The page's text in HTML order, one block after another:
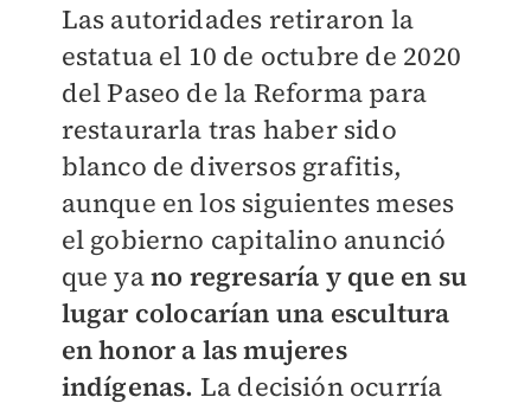
Las autoridades retiraron la
estatua el 10 de octubre de 2020
del Paseo de la Reforma para
restaurarla tras haber sido
blanco de diversos grafitis,
aunque en los siguientes meses
el gobierno capitalino anunció
que yano regresaría y que en su
lugar colocarían una escultura
en honor a las mujeres
indígenas. La decisión ocurría